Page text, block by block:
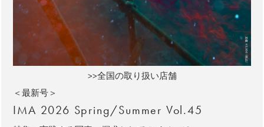
>>全国の取り扱い店舗
＜最新号＞
IMA 2026 Spring/Summer Vol.45